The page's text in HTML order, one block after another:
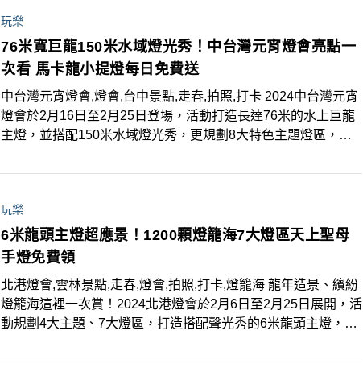
玩樂
76米寬巨龍150米水域燈光秀！中台灣元宵燈會亮點一
次看 馬卡龍小提燈每日免費送
中台灣元宵燈會,燈會,台中景點,走春,拍照,打卡 2024中台灣元宵
燈會於2月16日至2月25日登場，活動打造長達76米的水上巨龍
主燈，並搭配150米水域燈光秀，更規劃8大特色主題燈區，賞
玩樂
6米龍頭主燈超應景！1200顆燈籠海7大燈區天上聖母
手燈免費領
北港燈會,雲林景點,走春,燈會,拍照,打卡,燈籠海 龍年造景、繽紛
燈籠海這裡一次賞！2024北港燈會於2月6日至2月25日展開，活
動規劃4大主題、7大燈區，打造搭配聲光秀的6米龍頭主燈，以
想賞燈的人快安排造訪最傳統的北港燈會！